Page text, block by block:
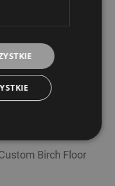
Birch Floor
Dostępność:tymczasowo
niedostępny
1 037,00 zł
Birch Floor